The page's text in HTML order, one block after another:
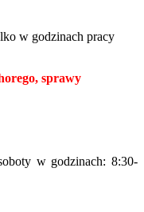
w godzinach pracy
sprawy
w godzinach: 8:30-